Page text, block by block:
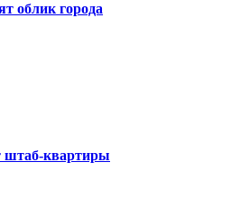
облик города
квартиры